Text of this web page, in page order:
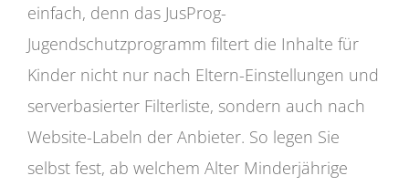
einfach, denn das JusProg-
Jugendschutzprogramm filtert die Inhalte für
Kinder nicht nur nach Eltern-Einstellungen und
serverbasierter Filterliste, sondern auch nach
Website-Labeln der Anbieter. So legen Sie
selbst fest, ab welchem Alter Minderjährige